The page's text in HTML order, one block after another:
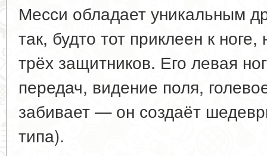
Месси обладает уникальным
так, будто тот приклеен к
трёх защитников. Его левая
передач, видение поля,
забивает — он создаёт
типа).